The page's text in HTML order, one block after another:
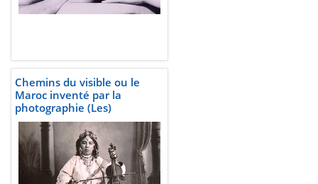
Chemins du visible ou le
Maroc inventé par la
photographie (Les)